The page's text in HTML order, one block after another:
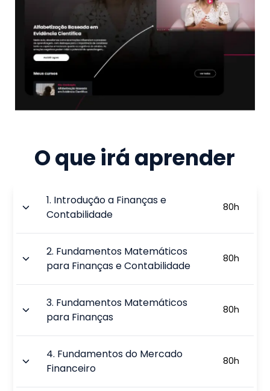
O que irá aprender
1. Introdução a Finanças e
Contabilidade
80h
2. Fundamentos Matemáticos
para Finanças e Contabilidade
80h
3. Fundamentos Matemáticos
para Finanças
80h
4. Fundamentos do Mercado
Financeiro
80h